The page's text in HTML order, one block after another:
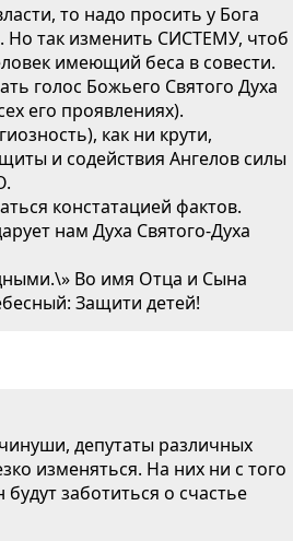
то надо просить у Бога
Но так изменить СИСТЕМУ, чтоб
имеющий беса в совести.
голос Божьего Святого Духа
его проявлениях).
как ни крути,
и содействия Ангелов силы
констатацией фактов.
нам Духа Святого-Духа
Во имя Отца и Сына
Защити детей!
депутаты различных
изменяться. На них ни с того
заботиться о счастье